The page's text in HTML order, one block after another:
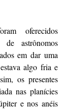
oferecidos
de astrônomos
em dar uma
algo fria e
os presentes
nas planícies
e nos anéis